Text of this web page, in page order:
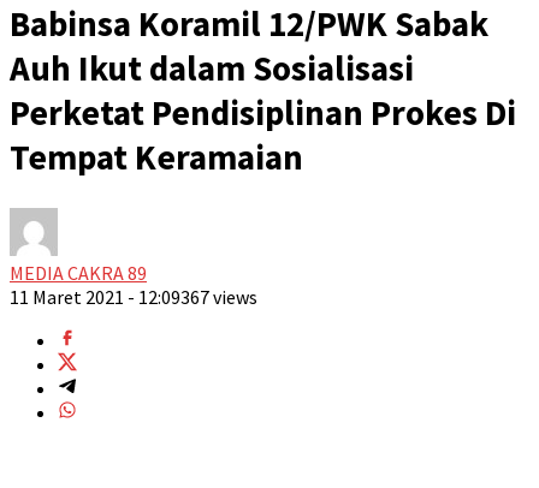
Babinsa Koramil 12/PWK Sabak
Auh Ikut dalam Sosialisasi
Perketat Pendisiplinan Prokes Di
Tempat Keramaian
MEDIA CAKRA 89
11 Maret 2021 - 12:09367 views